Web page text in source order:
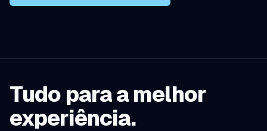
Tudo para a melhor
experiência.